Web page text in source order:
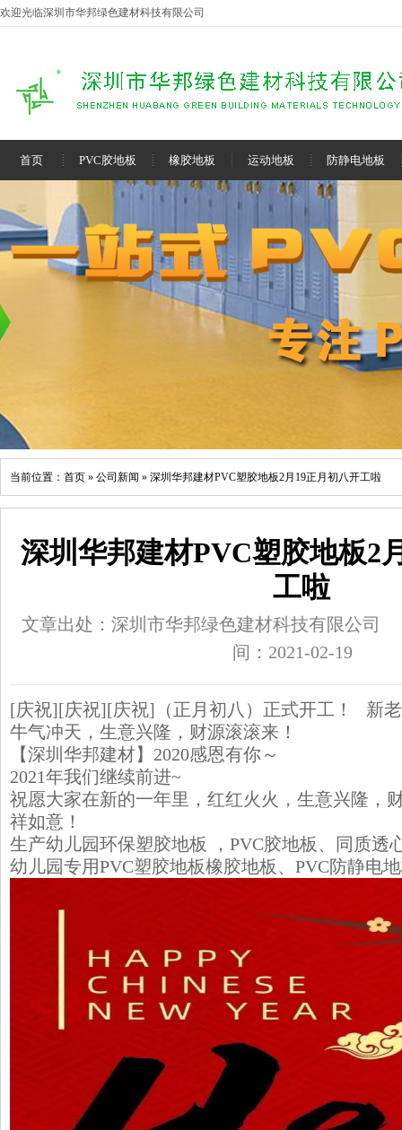
欢迎光临深圳市华邦绿色建材科技有限公司
首页 PVC胶地板 橡胶地板 运动地板 防静电地板
当前位置： 首页 » 公司新闻 » 深圳华邦建材PVC塑胶地板2月19正月初八开工啦
深圳华邦建材PVC塑胶地板2
工啦
文章出处：深圳市华邦绿色建材科技有限公司
间：2021-02-19
[庆祝][庆祝][庆祝]（正月初八）正式开工！ ️ 新
牛气冲天，生意兴隆，财源滚滚来！
【深圳华邦建材】2020感恩有你～
2021年我们继续前进~
祝愿大家在新的一年里，红红火火，生意兴隆，
祥如意！
生产幼儿园环保塑胶地板 ， PVC胶地板、
同质透
幼儿园专用PVC塑胶地板橡胶地板、PVC防静电